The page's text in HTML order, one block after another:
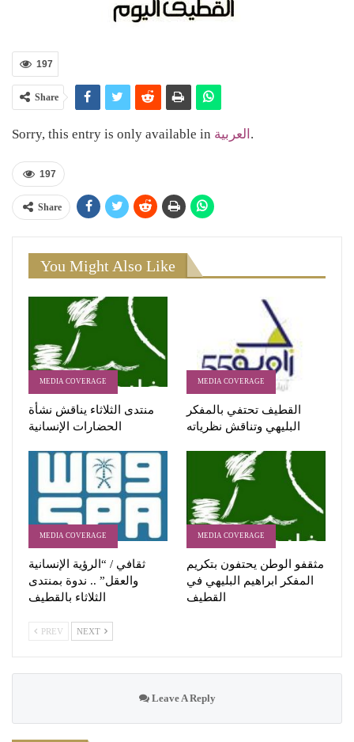
197
Share
Sorry, this entry is only available in العربية .
197
Share
You Might Also Like
MEDIA COVERAGE
منتدى الثلاثاء يناقش نشأة
الحضارات الإنسانية
MEDIA COVERAGE
القطيف تحتفي بالمفكر
البليهي وتناقش نظرياته
MEDIA COVERAGE
ثقافي / “الرؤية الإنسانية
والعقل” .. ندوة بمنتدى
الثلاثاء بالقطيف
MEDIA COVERAGE
مثقفو الوطن يحتفون بتكريم
المفكر ابراهيم البليهي في
القطيف
PREV NEXT
Leave A Reply